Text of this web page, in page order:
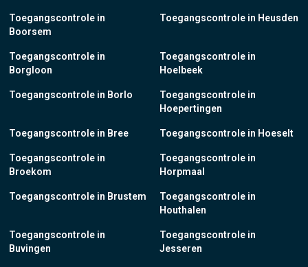
Toegangscontrole in
Boorsem
Toegangscontrole in
Borgloon
Toegangscontrole in Borlo
Toegangscontrole in Bree
Toegangscontrole in
Broekom
Toegangscontrole in Brustem
Toegangscontrole in
Buvingen
Toegangscontrole in Heusden
Toegangscontrole in
Hoelbeek
Toegangscontrole in
Hoepertingen
Toegangscontrole in Hoeselt
Toegangscontrole in
Horpmaal
Toegangscontrole in
Houthalen
Toegangscontrole in
Jesseren